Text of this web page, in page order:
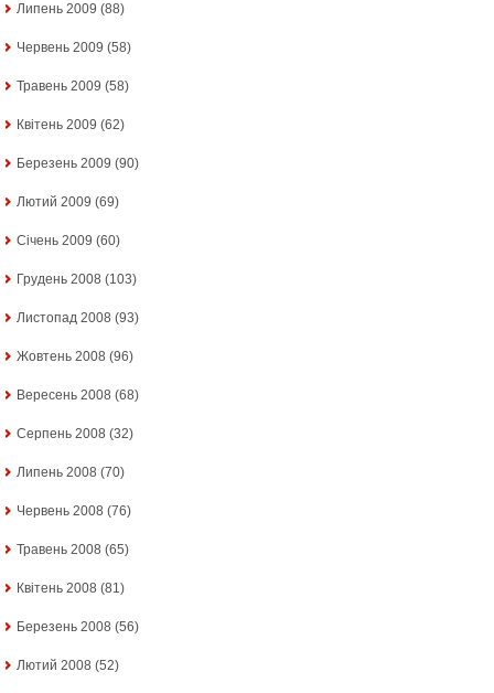
Липень 2009 (88)
Червень 2009 (58)
Травень 2009 (58)
Квітень 2009 (62)
Березень 2009 (90)
Лютий 2009 (69)
Січень 2009 (60)
Грудень 2008 (103)
Листопад 2008 (93)
Жовтень 2008 (96)
Вересень 2008 (68)
Серпень 2008 (32)
Липень 2008 (70)
Червень 2008 (76)
Травень 2008 (65)
Квітень 2008 (81)
Березень 2008 (56)
Лютий 2008 (52)